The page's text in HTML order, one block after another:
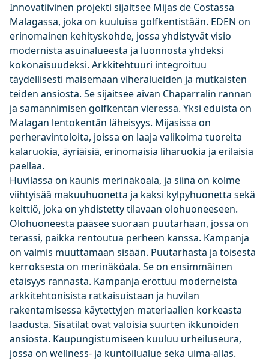
Innovatiivinen projekti sijaitsee Mijas de Costassa
Malagassa, joka on kuuluisa golfkentistään. EDEN on
erinomainen kehityskohde, jossa yhdistyvät visio
modernista asuinalueesta ja luonnosta yhdeksi
kokonaisuudeksi. Arkkitehtuuri integroituu
täydellisesti maisemaan viheralueiden ja mutkaisten
teiden ansiosta. Se sijaitsee aivan Chaparralin rannan
ja samannimisen golfkentän vieressä. Yksi eduista on
Malagan lentokentän läheisyys. Mijasissa on
perheravintoloita, joissa on laaja valikoima tuoreita
kalaruokia, äyriäisiä, erinomaisia liharuokia ja erilaisia
paellaa.
Huvilassa on kaunis merinäköala, ja siinä on kolme
viihtyisää makuuhuonetta ja kaksi kylpyhuonetta sekä
keittiö, joka on yhdistetty tilavaan olohuoneeseen.
Olohuoneesta pääsee suoraan puutarhaan, jossa on
terassi, paikka rentoutua perheen kanssa. Kampanja
on valmis muuttamaan sisään. Puutarhasta ja toisesta
kerroksesta on merinäköala. Se on ensimmäinen
etäisyys rannasta. Kampanja erottuu moderneista
arkkitehtonisista ratkaisuistaan ja huvilan
rakentamisessa käytettyjen materiaalien korkeasta
laadusta. Sisätilat ovat valoisia suurten ikkunoiden
ansiosta. Kaupungistumiseen kuuluu urheiluseura,
jossa on wellness- ja kuntoilualue sekä uima-allas.